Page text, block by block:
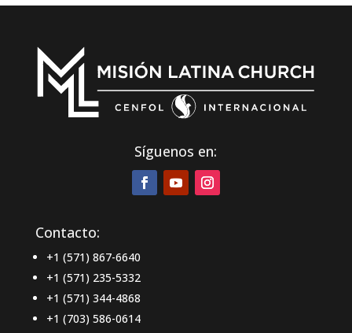
Síguenos en:
Contacto:
+1 (571) 867-6640
+1 (571) 235-5332
+1 (571) 344-4868
+1 (703) 586-0614